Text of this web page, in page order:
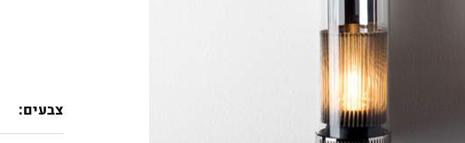
צבעים: